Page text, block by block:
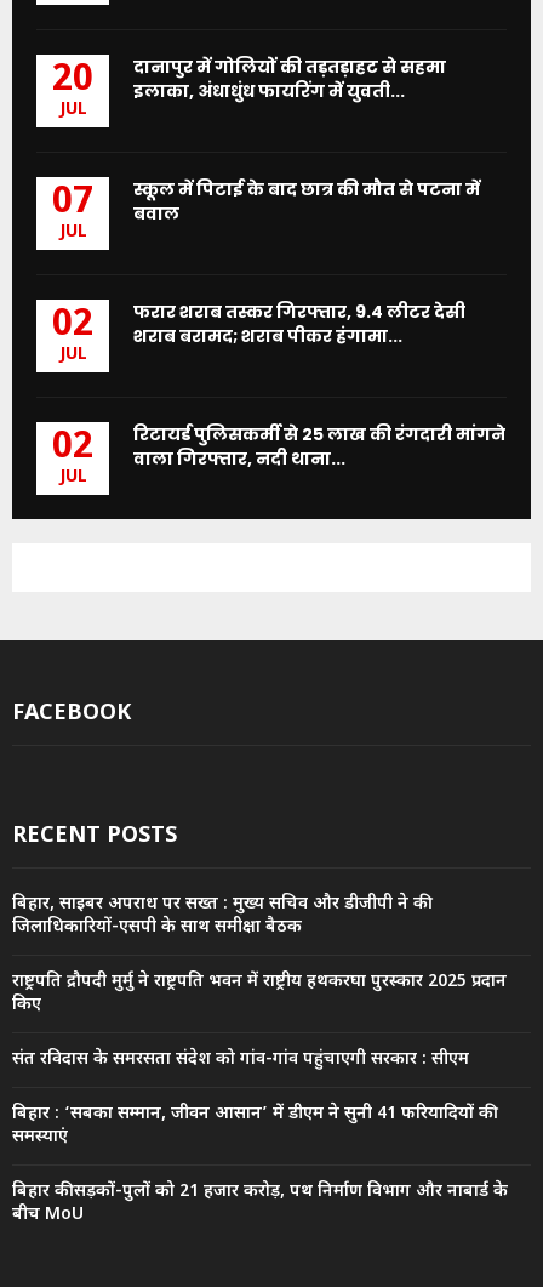
20
JUL
दानापुर में गोलियों की तड़तड़ाहट से सहमा
इलाका, अंधाधुंध फायरिंग में युवती...
07
JUL
स्कूल में पिटाई के बाद छात्र की मौत से पटना में
बवाल
02
JUL
फरार शराब तस्कर गिरफ्तार, 9.4 लीटर देसी
शराब बरामद; शराब पीकर हंगामा...
02
JUL
रिटायर्ड पुलिसकर्मी से 25 लाख की रंगदारी मांगने
वाला गिरफ्तार, नदी थाना...
FACEBOOK
RECENT POSTS
बिहार, साइबर अपराध पर सख्त : मुख्य सचिव और डीजीपी ने की
जिलाधिकारियों-एसपी के साथ समीक्षा बैठक
राष्ट्रपति द्रौपदी मुर्मु ने राष्ट्रपति भवन में राष्ट्रीय हथकरघा पुरस्कार 2025 प्रदान
किए
संत रविदास के समरसता संदेश को गांव-गांव पहुंचाएगी सरकार : सीएम
बिहार : ‘सबका सम्मान, जीवन आसान’ में डीएम ने सुनी 41 फरियादियों की
समस्याएं
बिहार की सड़कों-पुलों को 21 हजार करोड़, पथ निर्माण विभाग और नाबार्ड के
बीच MoU